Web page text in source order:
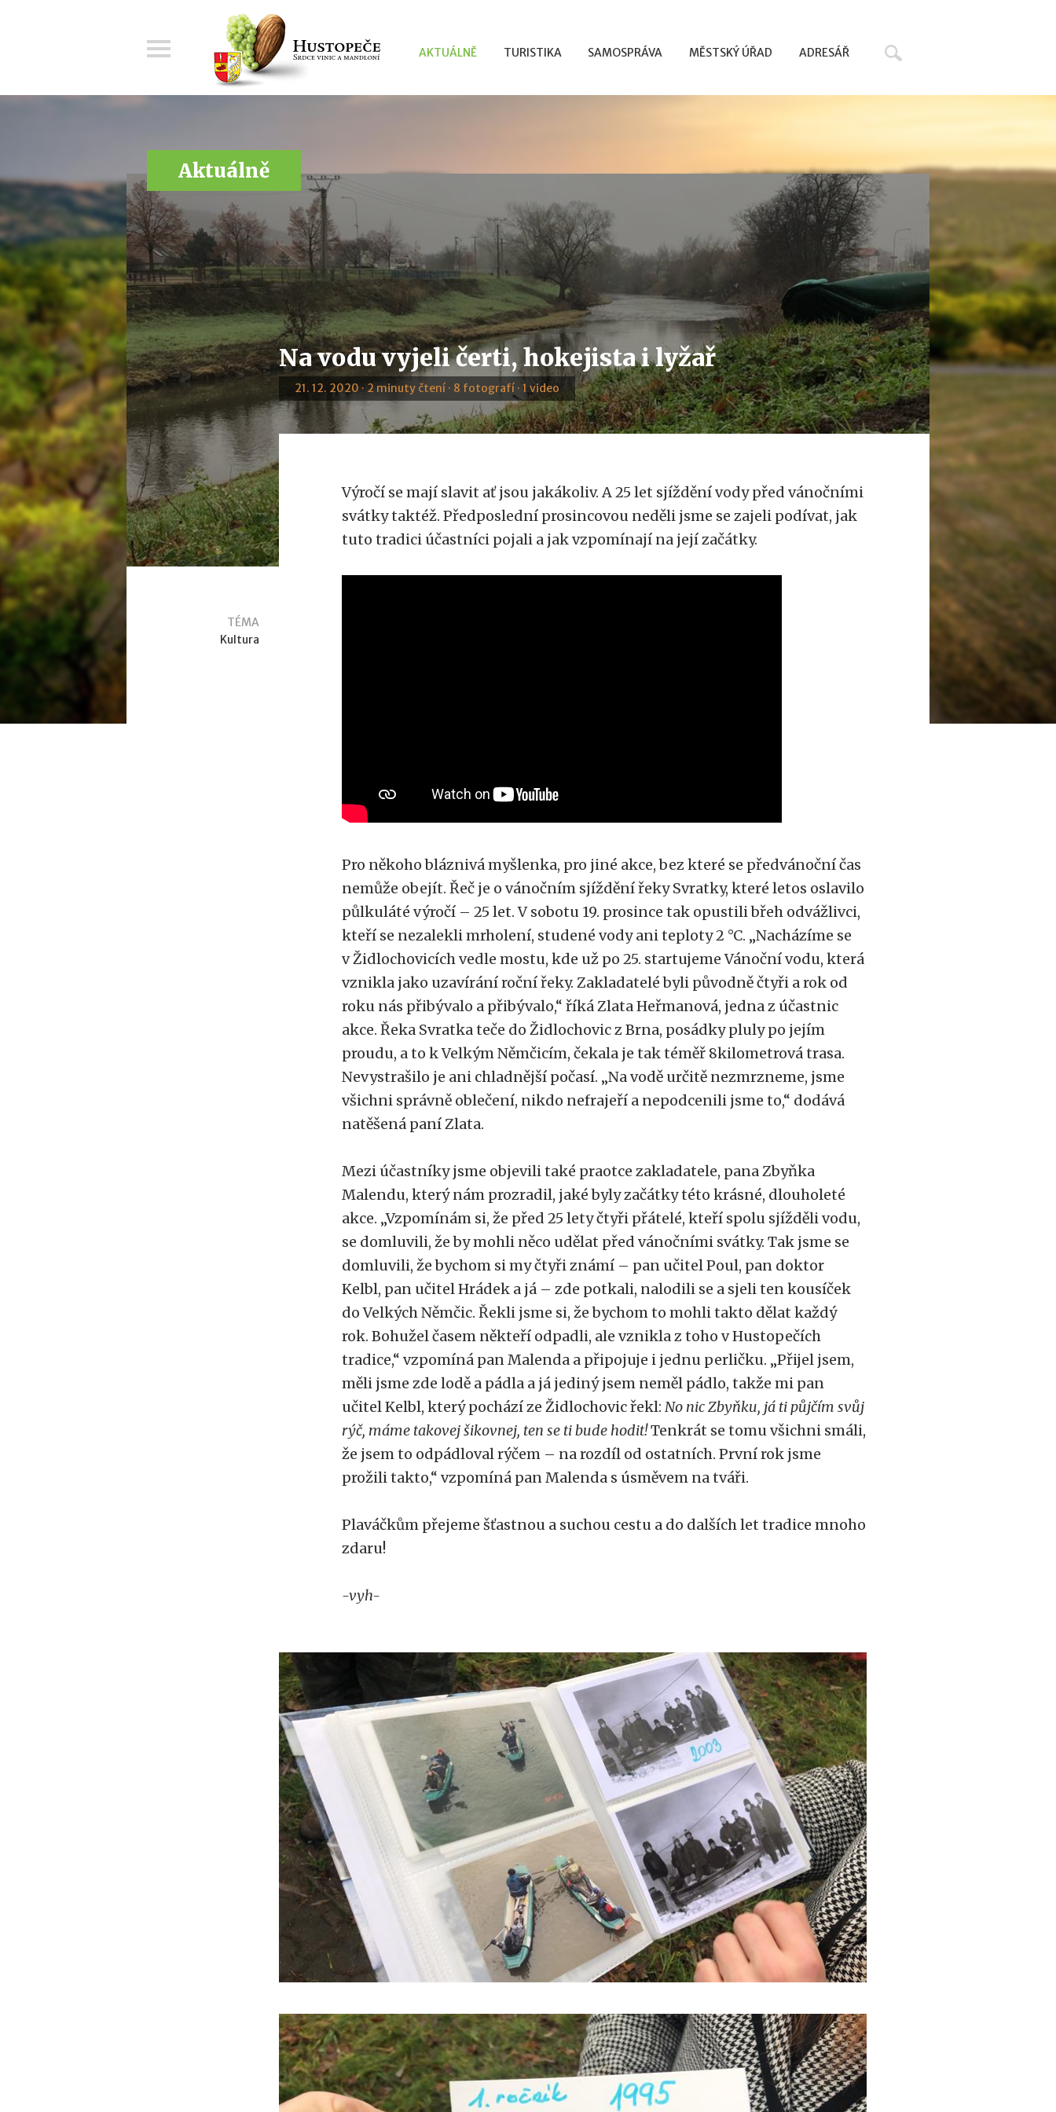
AKTUÁLNĚ TURISTIKA SAMOSPRÁVA MĚSTSKÝ ÚŘAD ADRESÁŘ
Aktuálně
Na vodu vyjeli čerti, hokejista i lyžař
21. 12. 2020 · 2 minuty čtení · 8 fotografí · 1 video
TÉMA
Kultura
Výročí se mají slavit ať jsou jakákoliv. A 25 let sjíždění vody před vánočními
svátky taktéž. Předposlední prosincovou neděli jsme se zajeli podívat, jak
tuto tradici účastníci pojali a jak vzpomínají na její začátky.
Pro někoho bláznivá myšlenka, pro jiné akce, bez které se předvánoční čas
nemůže obejít. Řeč je o vánočním sjíždění řeky Svratky, které letos oslavilo
půlkuláté výročí – 25 let. V sobotu 19. prosince tak opustili břeh odvážlivci,
kteří se nezalekli mrholení, studené vody ani teploty 2 °C. „Nacházíme se
v Židlochovicích vedle mostu, kde už po 25. startujeme Vánoční vodu, která
vznikla jako uzavírání roční řeky. Zakladatelé byli původně čtyři a rok od
roku nás přibývalo a přibývalo,“ říká Zlata Heřmanová, jedna z účastnic
akce. Řeka Svratka teče do Židlochovic z Brna, posádky pluly po jejím
proudu, a to k Velkým Němčicím, čekala je tak téměř 8kilometrová trasa.
Nevystrašilo je ani chladnější počasí. „Na vodě určitě nezmrzneme, jsme
všichni správně oblečení, nikdo nefrajeří a nepodcenili jsme to,“ dodává
natěšená paní Zlata.
Mezi účastníky jsme objevili také praotce zakladatele, pana Zbyňka
Malendu, který nám prozradil, jaké byly začátky této krásné, dlouholeté
akce. „Vzpomínám si, že před 25 lety čtyři přátelé, kteří spolu sjížděli vodu,
se domluvili, že by mohli něco udělat před vánočními svátky. Tak jsme se
domluvili, že bychom si my čtyři známí – pan učitel Poul, pan doktor
Kelbl, pan učitel Hrádek a já – zde potkali, nalodili se a sjeli ten kousíček
do Velkých Němčic. Řekli jsme si, že bychom to mohli takto dělat každý
rok. Bohužel časem někteří odpadli, ale vznikla z toho v Hustopečích
tradice,“ vzpomíná pan Malenda a připojuje i jednu perličku. „Přijel jsem,
měli jsme zde lodě a pádla a já jediný jsem neměl pádlo, takže mi pan
učitel Kelbl, který pochází ze Židlochovic řekl:No nic Zbyňku, já ti půjčím svůj
rýč, máme takovej šikovnej, ten se ti bude hodit!Tenkrát se tomu všichni smáli,
že jsem to odpádloval rýčem – na rozdíl od ostatních. První rok jsme
prožili takto,“ vzpomíná pan Malenda s úsměvem na tváři.
Plaváčkům přejeme šťastnou a suchou cestu a do dalších let tradice mnoho
zdaru!
-vyh-